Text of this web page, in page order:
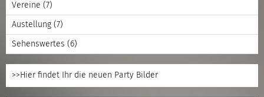
Vereine (7)
Austellung (7)
Sehenswertes (6)
>>Hier findet Ihr die neuen Party Bilder